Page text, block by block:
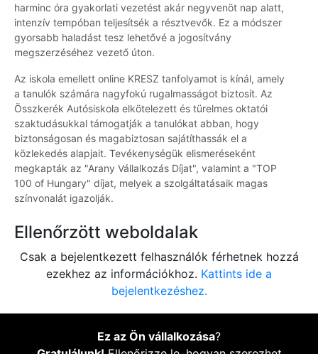
harminc óra gyakorlati vezetést akár negyvenöt nap alatt,
intenzív tempóban teljesítsék a résztvevők. Ez a módszer
gyorsabb haladást tesz lehetővé a jogosítvány
megszerzéséhez vezető úton.
Az iskola emellett online KRESZ tanfolyamot is kínál, amely
a tanulók számára nagyfokú rugalmasságot biztosít. Az
Összkerék Autósiskola elkötelezett és türelmes oktatói
szaktudásukkal támogatják a tanulókat abban, hogy
biztonságosan és magabiztosan sajátíthassák el a
közlekedés alapjait. Tevékenységük elismeréseként
megkapták az "Arany Vállalkozás Díjat", valamint a "TOP
100 of Hungary" díjat, melyek a szolgáltatásaik magas
színvonalát igazolják.
Ellenőrzött weboldalak
Csak a bejelentkezett felhasználók férhetnek hozzá
ezekhez az információkhoz. Kattints ide a
bejelentkezéshez.
Ez az Ön vállalkozása?